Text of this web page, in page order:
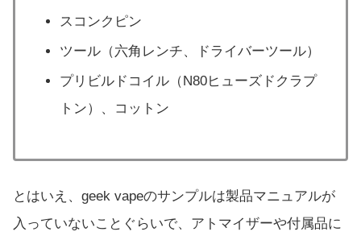
スコンクピン
ツール（六角レンチ、ドライバーツール）
プリビルドコイル（N80ヒューズドクラプ
トン）、コットン
とはいえ、geek vapeのサンプルは製品マニュアルが
入っていないことぐらいで、アトマイザーや付属品に